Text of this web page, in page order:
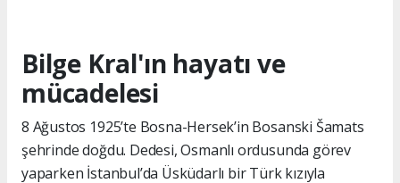
Bilge Kral'ın hayatı ve
mücadelesi
8 Ağustos 1925’te Bosna-Hersek’in Bosanski Šamats
şehrinde doğdu. Dedesi, Osmanlı ordusunda görev
yaparken İstanbul’da Üsküdarlı bir Türk kızıyla